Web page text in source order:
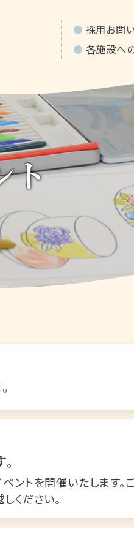
採用お問
各施設へ
ト
ントを開催いたします。
ください。